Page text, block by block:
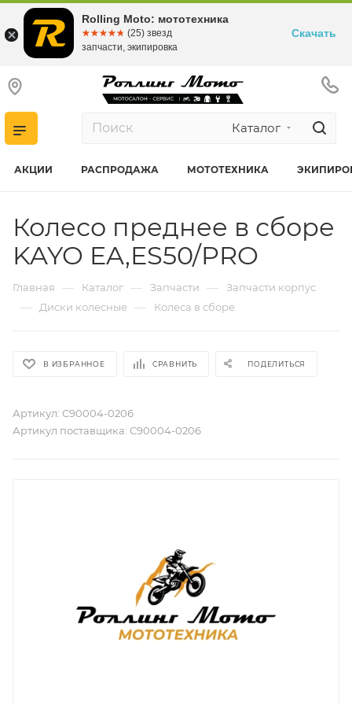
Каталог
АКЦИИ РАСПРОДАЖА МОТОТЕХНИКА
Колесо преднее в сборе
KAYO EA,ES50/PRO
Главная — Каталог — Запчасти — Запчасти корпус
— Диски колесные — Колеса в сборе
В ИЗБРАННОЕ СРАВНИТЬ ПОДЕЛИТЬСЯ
Артикул: C90004-0206
Артикул поставщика: C90004-0206
Rolling Moto: мототехника
☆☆☆☆☆
★★★★★ (25) звезд
запчасти, экипировка
Скачать